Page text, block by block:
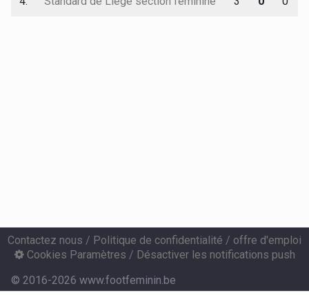
Contactez nous / Politique de confidentialité / offre d'emploi
Cookies Paramètres / Désactiver les notifications push
© 2016-2026 www.footfeminin.be